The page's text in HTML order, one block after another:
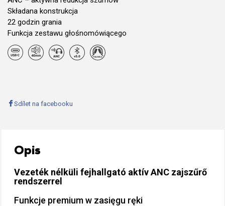
Składana konstrukcja
22 godzin grania
Funkcja zestawu głośnomówiącego
Sdílet na facebooku
Opis
Vezeték nélküli fejhallgató aktív ANC zajszűrő
rendszerrel
Funkcje premium w zasięgu ręki